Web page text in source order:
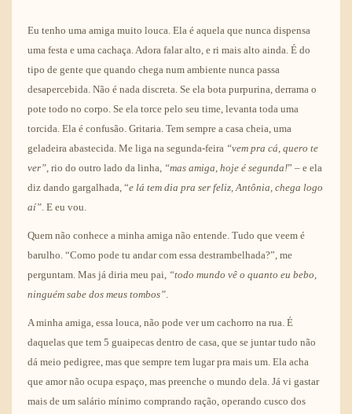
Eu tenho uma amiga muito louca. Ela é aquela que nunca dispensa
uma festa e uma cachaça. Adora falar alto, e ri mais alto ainda. É do
tipo de gente que quando chega num ambiente nunca passa
desapercebida. Não é nada discreta. Se ela bota purpurina, derrama o
pote todo no corpo. Se ela torce pelo seu time, levanta toda uma
torcida. Ela é confusão. Gritaria. Tem sempre a casa cheia, uma
geladeira abastecida. Me liga na segunda-feira “vem pra cá, quero te
ver”, rio do outro lado da linha, “mas amiga, hoje é segunda!” – e ela
diz dando gargalhada, “e lá tem dia pra ser feliz, Antônia, chega logo
aí”. E eu vou.
Quem não conhece a minha amiga não entende. Tudo que veem é
barulho. “Como pode tu andar com essa destrambelhada?”, me
perguntam. Mas já diria meu pai, “todo mundo vê o quanto eu bebo,
ninguém sabe dos meus tombos”.
A minha amiga, essa louca, não pode ver um cachorro na rua. É
daquelas que tem 5 guaipecas dentro de casa, que se juntar tudo não
dá meio pedigree, mas que sempre tem lugar pra mais um. Ela acha
que amor não ocupa espaço, mas preenche o mundo dela. Já vi gastar
mais de um salário mínimo comprando ração, operando cusco dos